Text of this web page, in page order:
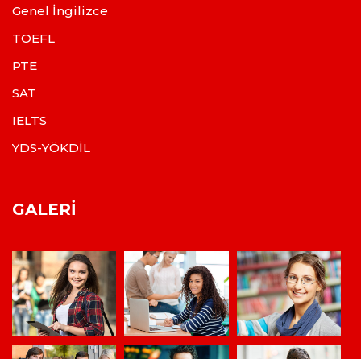
Genel İngilizce
TOEFL
PTE
SAT
IELTS
YDS-YÖKDİL
GALERI